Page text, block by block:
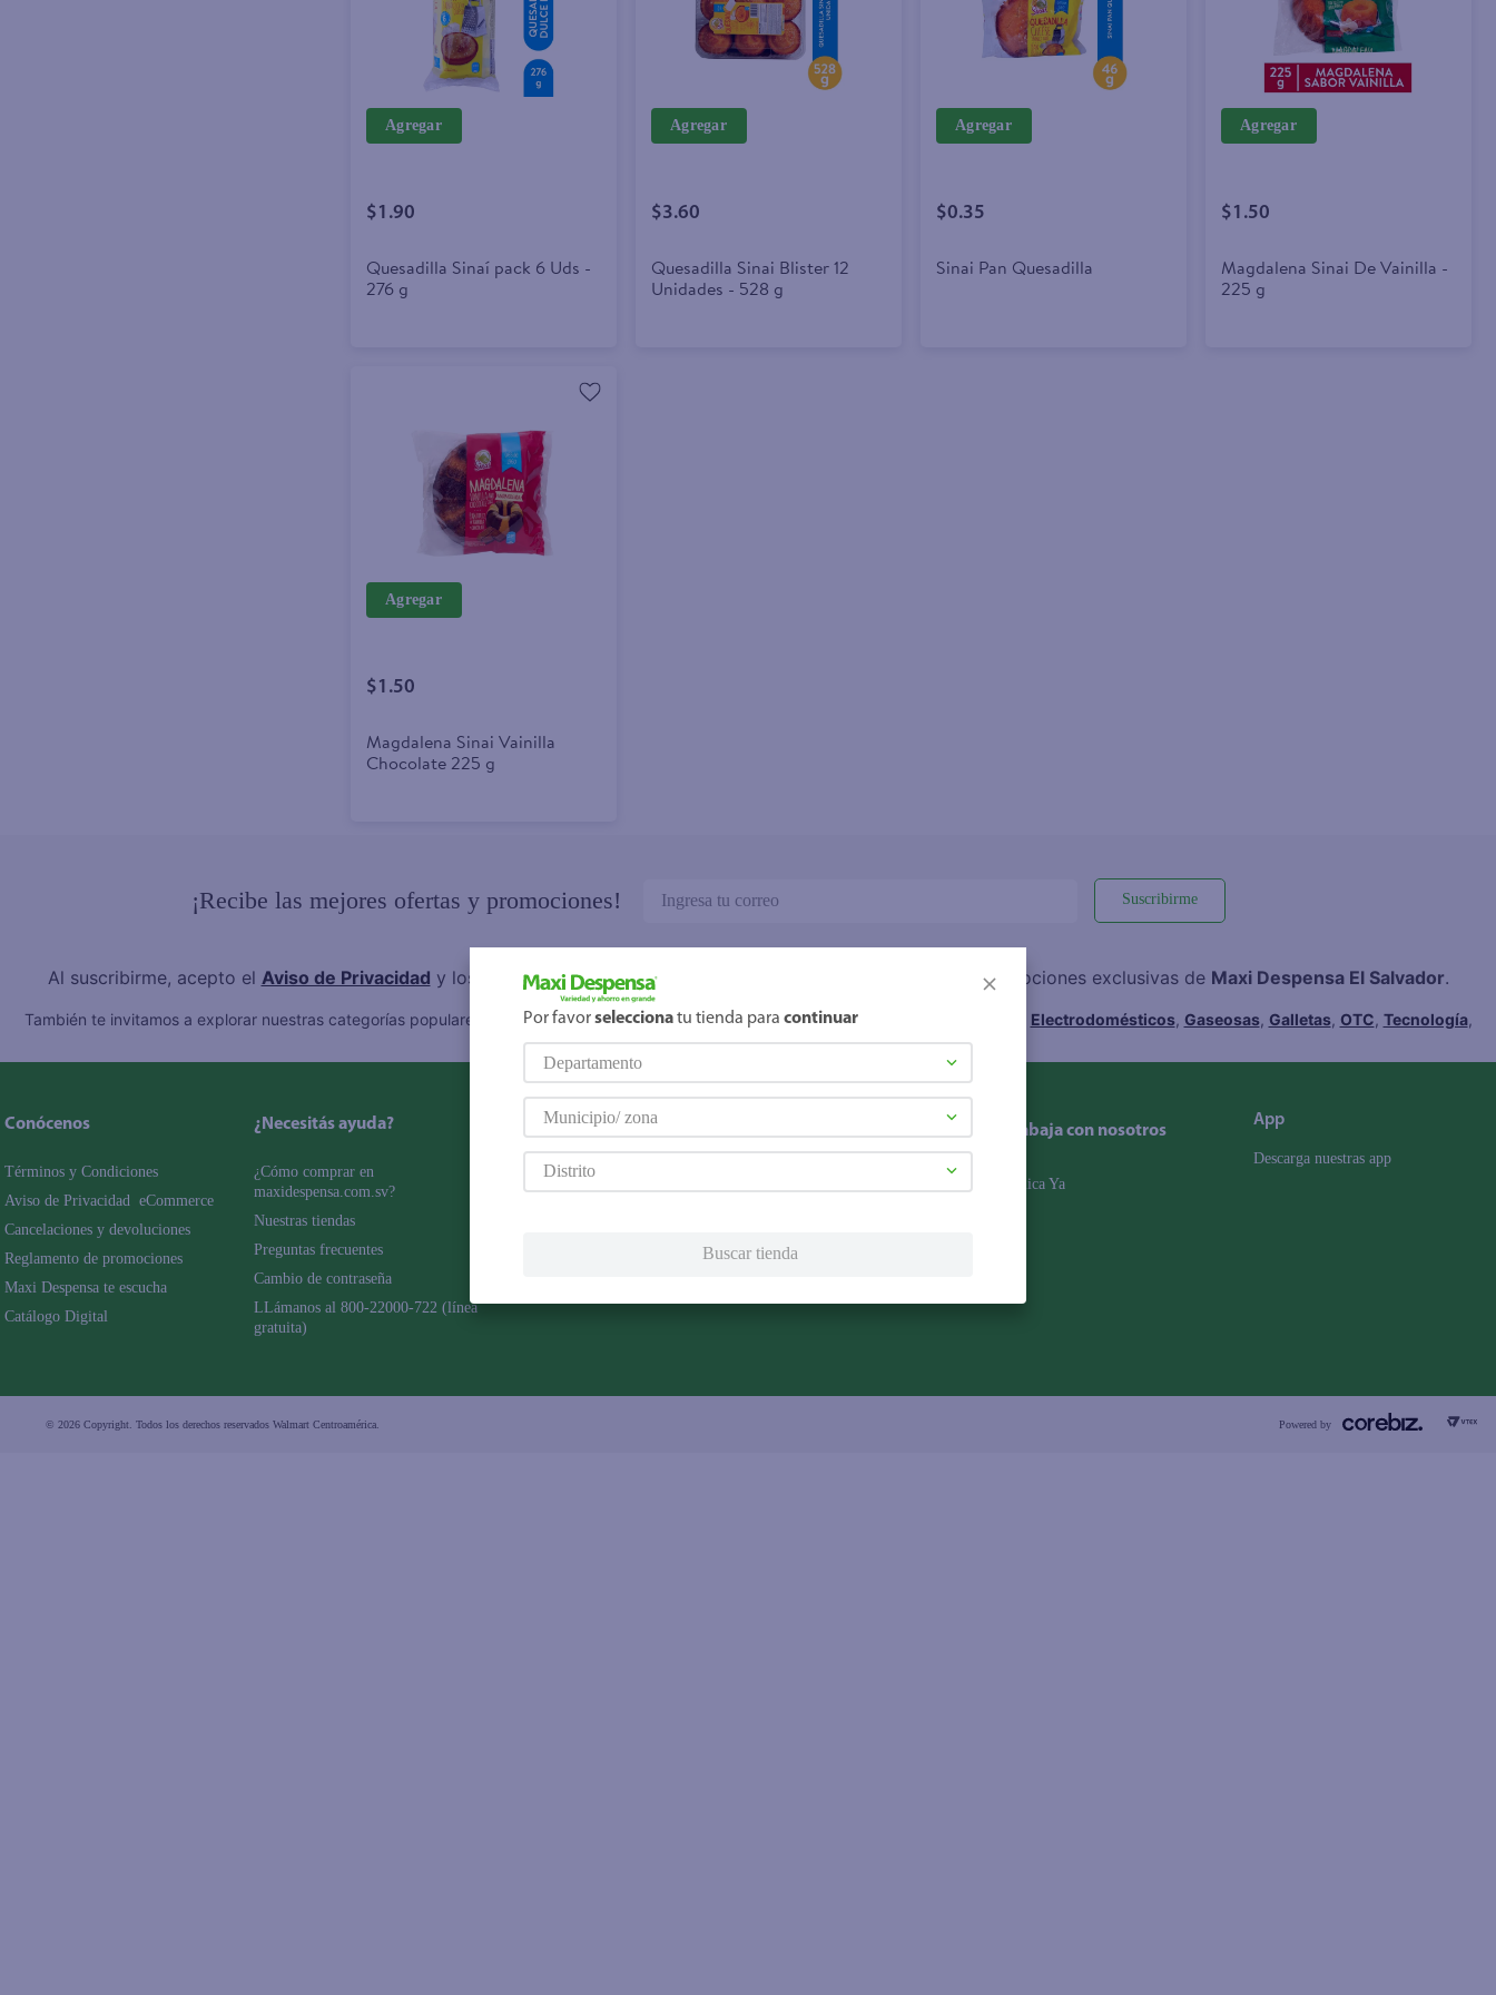
Agregar
$1.90
Quesadilla Sinaí pack 6 Uds -
276 g
Agregar
$3.60
Quesadilla Sinai Blister 12
Unidades - 528 g
Agregar
$0.35
Sinai Pan Quesadilla
Agregar
$1.50
Magdalena Sinai De Vainilla -
225 g
Agregar
$1.50
Magdalena Sinai Vainilla
Chocolate 225 g
¡Recibe las mejores ofertas y promociones! Suscribirme
Al suscribirme, acepto el Aviso de Privacidad y los Términos y Condiciones , así como el envío de noticias y promociones exclusivas de Maxi Despensa El Salvador.
También te invitamos a explorar nuestras categorías populares: Celulares,Línea blanca,Cervezas,Granos básicos Electrodomésticos, Gaseosas, Galletas, OTC, Tecnología,
Conócenos
Términos y Condiciones
Aviso de Privacidad  eCommerce
Cancelaciones y devoluciones
Reglamento de promociones
Maxi Despensa te escucha
Catálogo Digital
¿Necesitás ayuda?
¿Cómo comprar en
maxidespensa.com.sv?
Nuestras tiendas
Preguntas frecuentes
Cambio de contraseña
LLámanos al 800-22000-722 (línea
gratuita)
Servicios
Tarjeta de regalo
Trabaja con nosotros
Aplica Ya
App
Descarga nuestras app
© 2026 Copyright. Todos los derechos reservados Walmart Centroamérica. Powered by
Por favorseleccionatu tienda para continuar
Departamento
Municipio/ zona
Distrito
Buscar tienda